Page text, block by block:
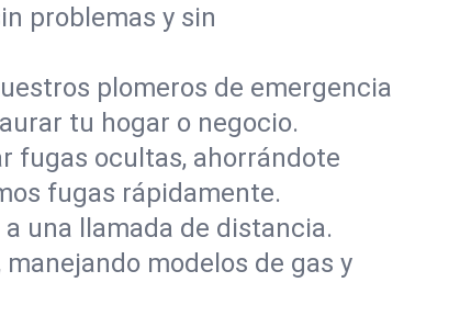
problemas y sin
plomeros de emergencia
tu hogar o negocio.
fugas ocultas, ahorrándote
fugas rápidamente.
una llamada de distancia.
modelos de gas y